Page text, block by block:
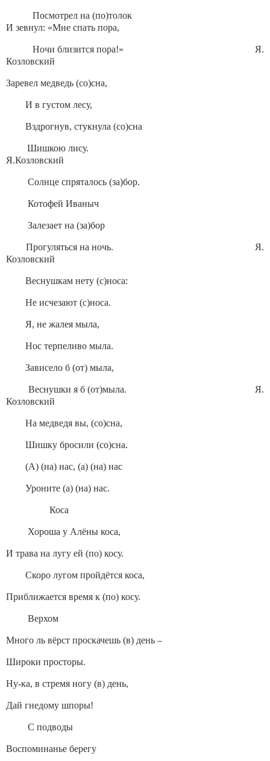
Посмотрел на (по)толок
И зевнул: «Мне спать пора,
Ночи близится пора!» Я.
Козловский
Заревел медведь (со)сна,
И в густом лесу,
Вздрогнув, стукнула (со)сна
Шишкою лису.
Я.Козловский
Солнце спряталось (за)бор.
Котофей Иваныч
Залезает на (за)бор
Прогуляться на ночь. Я.
Козловский
Веснушкам нету (с)носа:
Не исчезают (с)носа.
Я, не жалея мыла,
Нос терпеливо мыла.
Зависело б (от) мыла,
Веснушки я б (от)мыла. Я.
Козловский
На медведя вы, (со)сна,
Шишку бросили (со)сна.
(А) (на) нас, (а) (на) нас
Уроните (а) (на) нас.
Коса
Хороша у Алёны коса,
И трава на лугу ей (по) косу.
Скоро лугом пройдётся коса,
Приближается время к (по) косу.
Верхом
Много ль вёрст проскачешь (в) день –
Широки просторы.
Ну-ка, в стремя ногу (в) день,
Дай гнедому шпоры!
С подводы
Воспоминанье берегу